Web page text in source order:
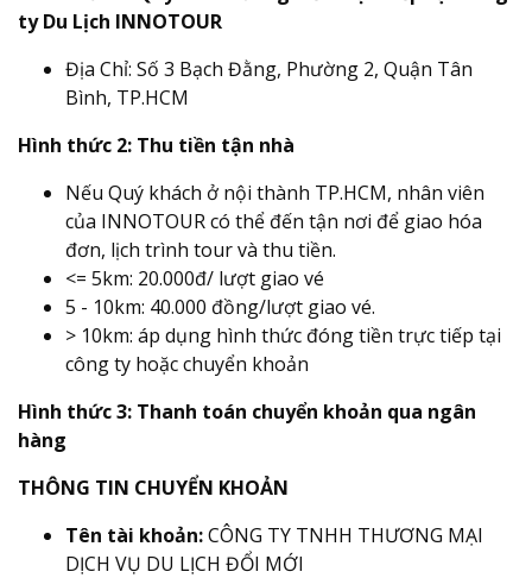
ty Du Lịch INNOTOUR
Địa Chỉ: Số 3 Bạch Đằng, Phường 2, Quận Tân
Bình, TP.HCM
Hình thức 2: Thu tiền tận nhà
Nếu Quý khách ở nội thành TP.HCM, nhân viên
của INNOTOUR có thể đến tận nơi để giao hóa
đơn, lịch trình tour và thu tiền.
<= 5km: 20.000đ/ lượt giao vé
5 - 10km: 40.000 đồng/lượt giao vé.
> 10km: áp dụng hình thức đóng tiền trực tiếp tại
công ty hoặc chuyển khoản
Hình thức 3: Thanh toán chuyển khoản qua ngân
hàng
THÔNG TIN CHUYỂN KHOẢN
Tên tài khoản:CÔNG TY TNHH THƯƠNG MẠI
DỊCH VỤ DU LỊCH ĐỔI MỚI